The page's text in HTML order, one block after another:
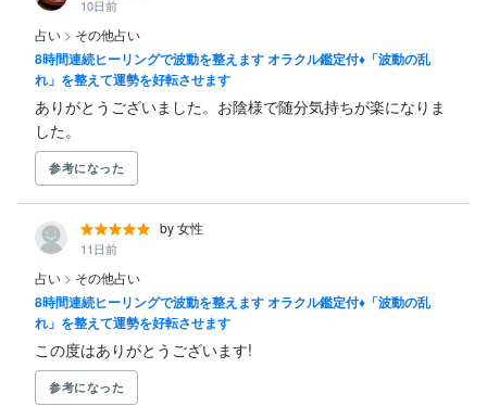
10日前
占い > その他占い
8時間連続ヒーリングで波動を整えます オラクル鑑定付♦︎「波動の乱
れ」を整えて運勢を好転させます
ありがとうございました。お陰様で随分気持ちが楽になりま
した。
参考になった
by 女性
11日前
占い > その他占い
8時間連続ヒーリングで波動を整えます オラクル鑑定付♦︎「波動の乱
れ」を整えて運勢を好転させます
この度はありがとうございます!
参考になった